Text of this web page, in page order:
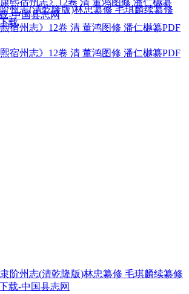
州志(清乾隆版)林忠纂修 毛琪麟续纂修
载
宿州志》12卷 清 董鸿图修 潘仁樾纂PDF
宿州志》12卷 清 董鸿图修 潘仁樾纂PDF